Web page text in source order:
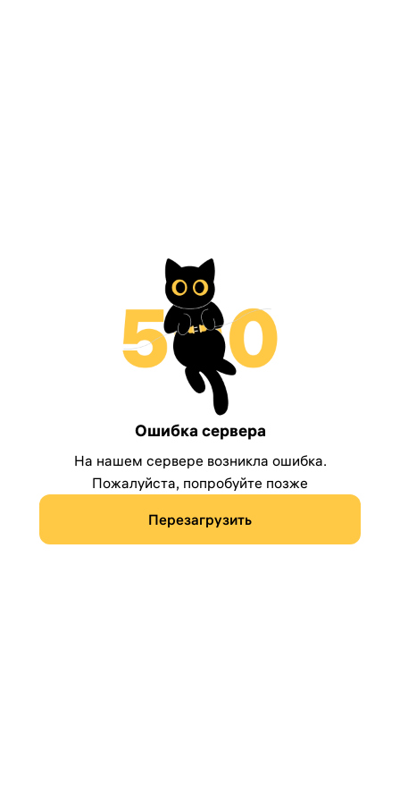
Ошибка сервера
На нашем сервере возникла ошибка.
Пожалуйста, попробуйте позже
Перезагрузить